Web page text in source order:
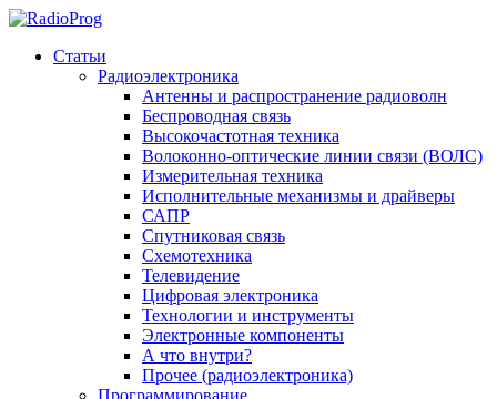
Статьи
Радиоэлектроника
Антенны и распространение радиоволн
Беспроводная связь
Высокочастотная техника
Волоконно-оптические линии связи (ВОЛС)
Измерительная техника
Исполнительные механизмы и драйверы
САПР
Спутниковая связь
Схемотехника
Телевидение
Цифровая электроника
Технологии и инструменты
Электронные компоненты
А что внутри?
Прочее (радиоэлектроника)
Программирование